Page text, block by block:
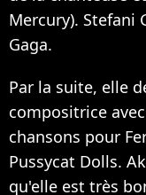
Mercury). Stefani
Gaga.
Par la suite, elle
compositrice
chansons pour
Pussycat Dolls.
qu'elle est très